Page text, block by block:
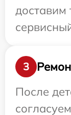
доставим
3
После